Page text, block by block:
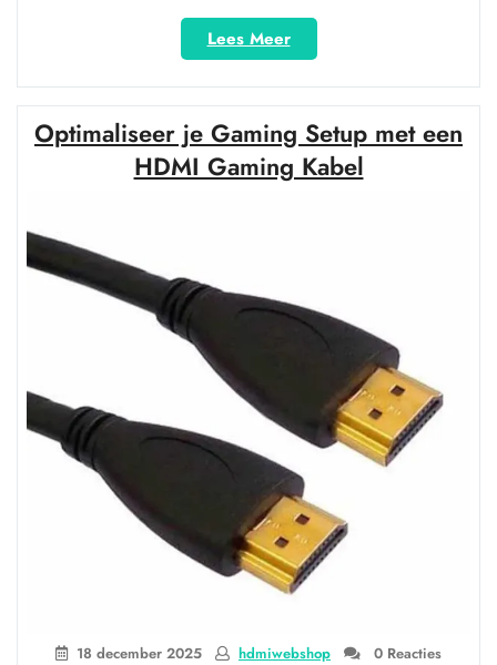
Lees Meer“Optimaal
Genieten
van
je
OLED
TV
met
Optimaliseer je Gaming Setup met een
HDMI Gaming Kabel
18 december 2025 hdmiwebshop 0 Reacties